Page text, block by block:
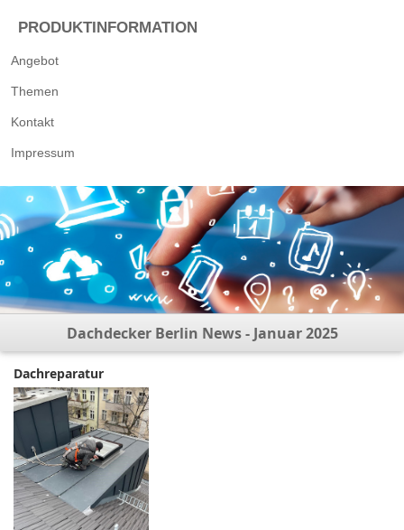
PRODUKTINFORMATION
Angebot
Themen
Kontakt
Impressum
Dachdecker Berlin News - Januar 2025
Dachreparatur